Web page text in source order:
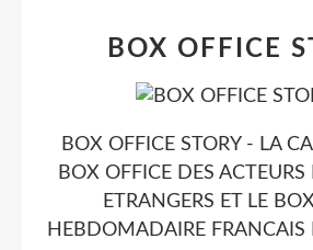
BOX OFFICE
BOX OFFICE STORY - LA
BOX OFFICE DES ACTEURS
ETRANGERS ET LE
HEBDOMADAIRE FRANCAIS